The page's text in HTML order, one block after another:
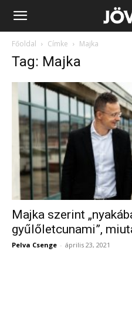
Jövő
Főoldal Címke Majka
Tag: Majka
Majka szerint
gyűlőletcunami”,
Pelva Csenge - április 23, 2021